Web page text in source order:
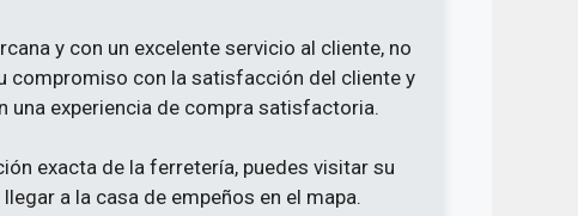
y con un excelente servicio al cliente, no
compromiso con la satisfacción del cliente y
experiencia de compra satisfactoria.
exacta de la ferretería, puedes visitar su
a la casa de empeños en el mapa.